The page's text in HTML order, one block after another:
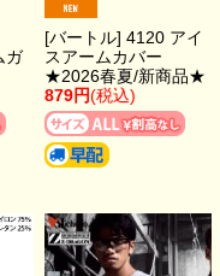
ガ
[バートル] 4120 アイ
スアームカバー
★2026春夏/新商品★
879円(税込)